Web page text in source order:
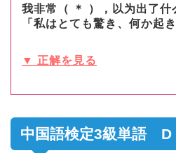
我非常（ ＊ ），以为出了什
「私はとても驚き、何か起
▼ 正解を見る
中国語検定3級単語 D